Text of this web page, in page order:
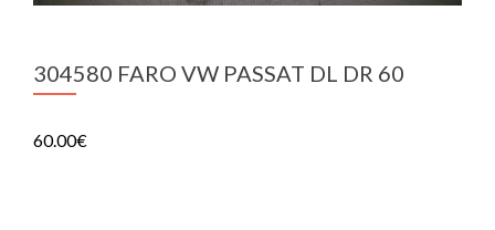
304580 FARO VW PASSAT DL DR 60
60.00€